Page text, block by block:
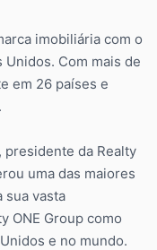
imobiliária com o
Com mais de
em 26 países e
presidente da Realty
uma das maiores
sua vasta
ONE Group como
e no mundo.